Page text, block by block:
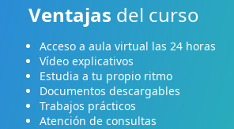
Ventajas del curso
Acceso a aula virtual las 24 horas
Vídeo explicativos
Estudia a tu propio ritmo
Documentos descargables
Trabajos prácticos
Atención de consultas